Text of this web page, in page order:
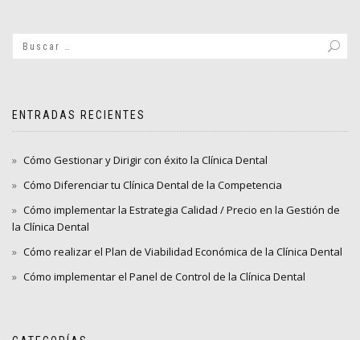
ENTRADAS RECIENTES
Cómo Gestionar y Dirigir con éxito la Clínica Dental
Cómo Diferenciar tu Clínica Dental de la Competencia
Cómo implementar la Estrategia Calidad / Precio en la Gestión de
la Clínica Dental
Cómo realizar el Plan de Viabilidad Económica de la Clínica Dental
Cómo implementar el Panel de Control de la Clínica Dental